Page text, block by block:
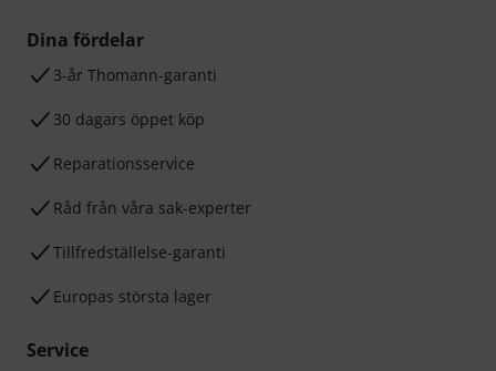
Dina fördelar
3-år Thomann-garanti
30 dagars öppet köp
Reparationsservice
Råd från våra sak-experter
Tillfredställelse-garanti
Europas största lager
Service